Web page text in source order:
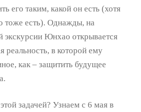
его таким, какой он есть (хотя
тоже есть). Однажды, на
Юнхао открывается
реальность, в которой ему
как – защитить будущее
задачей? Узнаем с 6 мая в